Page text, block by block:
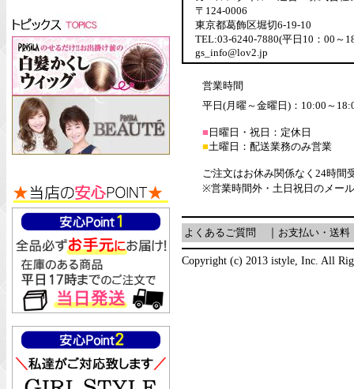
〒124-0006
東京都葛飾区堀切6-19-10
TEL:03-6240-7880(平日10：00～
gs_info@lov2.jp
営業時間
平日(月曜～金曜日)：10:00～
■ 日曜日・祝日：定休日
■土曜日：配送業務のみ営業
ご注文はお休み関係なく24時間
※営業時間外・土日祝日のメー
よくあるご質問 お支払い・送料
Copyright (c) 2013 istyle, Inc. All